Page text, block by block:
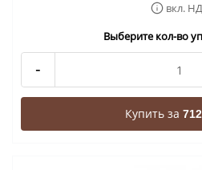
вкл.
Выберите кол-во
-
Купить за